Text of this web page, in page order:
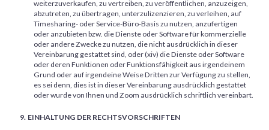
weiterzuverkaufen, zu vertreiben, zu veröffentlichen, anzuzeigen,
abzutreten, zu übertragen, unterzulizenzieren, zu verleihen, auf
Timesharing- oder Service-Büro-Basis zu nutzen, anzufertigen
oder anzubieten bzw. die Dienste oder Software für kommerzielle
oder andere Zwecke zu nutzen, die nicht ausdrücklich in dieser
Vereinbarung gestattet sind, oder (xiv) die Dienste oder Software
oder deren Funktionen oder Funktionsfähigkeit aus irgendeinem
Grund oder auf irgendeine Weise Dritten zur Verfügung zu stellen,
es sei denn, dies ist in dieser Vereinbarung ausdrücklich gestattet
oder wurde von Ihnen und Zoom ausdrücklich schriftlich vereinbart.
EINHALTUNG DER RECHTSVORSCHRIFTEN